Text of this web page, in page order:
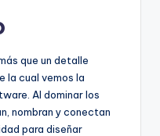
que un detalle
la cual vemos la
Al dominar los
nombran y conectan
para diseñar